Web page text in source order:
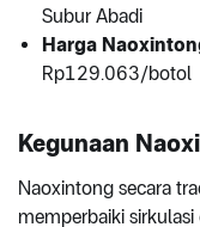
Subur Abadi
Harga
Rp129.063/botol
Kegunaan
Naoxintong secara
memperbaiki sirkulasi